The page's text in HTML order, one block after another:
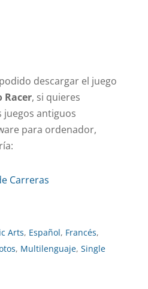
descargar el juego
Racer, si quieres
juegos antiguos
para ordenador,
Carreras
Arts, Español, Francés,
, Multilenguaje, Single